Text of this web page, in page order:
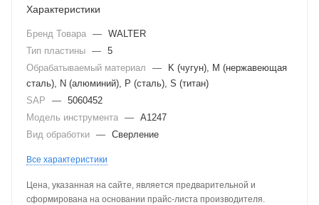
Характеристики
Бренд Товара — WALTER
Тип пластины — 5
Обрабатываемый материал
—
K (чугун), M (нержавеющая
сталь), N (алюминий), P (сталь), S (титан)
SAP
— 5060452
Модель инструмента — A1247
Вид обработки — Сверление
Все характеристики
Цена, указанная на сайте, является предварительной и
сформирована на основании прайс-листа производителя.